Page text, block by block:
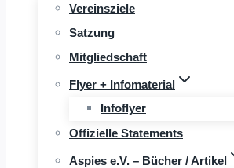
Vereinsziele
Satzung
Mitgliedschaft
Flyer + Infomaterial
Infoflyer
Offizielle Statements
Aspies e.V. – Bücher / Artikel